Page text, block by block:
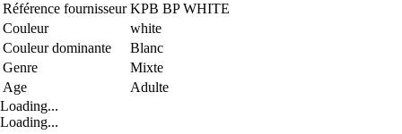
Référence fournisseur KPB BP WHITE
Couleur
white
Couleur dominante
Blanc
Genre
Mixte
Age
Adulte
Loading...
Loading...